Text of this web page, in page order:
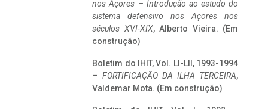
nos Açores – Introdução ao estudo do
sistema defensivo nos Açores nos
séculos XVI-XIX, Alberto Vieira. (Em
construção)
Boletim do IHIT, Vol. LI-LII, 1993-1994
– FORTIFICAÇÃO DA ILHA TERCEIRA,
Valdemar Mota. (Em construção)